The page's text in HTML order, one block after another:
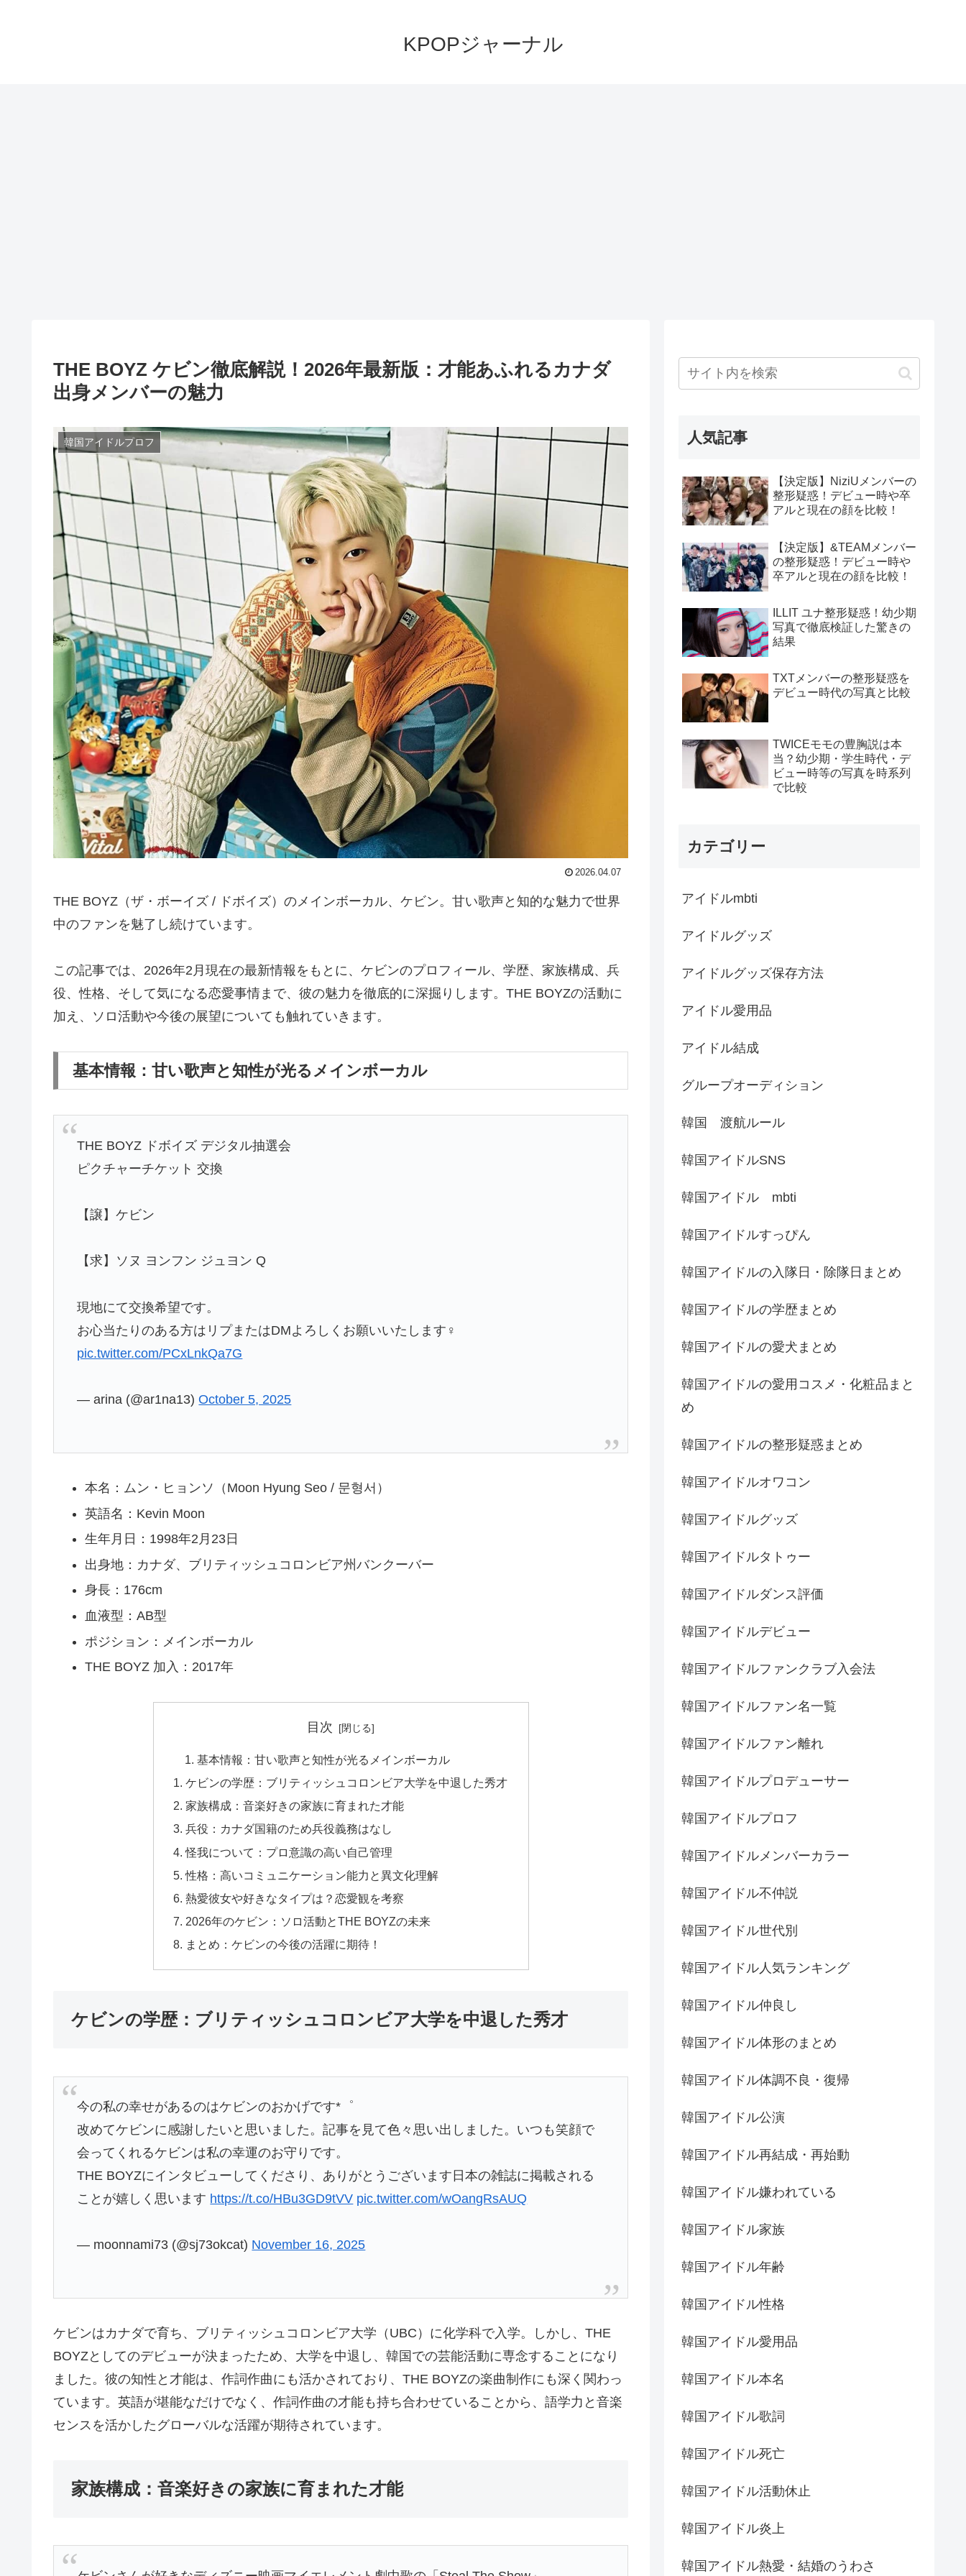
KPOPジャーナル
THE BOYZ ケビン徹底解説！2026年最新版：才能あふれるカナダ
出身メンバーの魅力
韓国アイドルプロフ
2026.04.07
THE BOYZ（ザ・ボーイズ / ドボイズ）のメインボーカル、ケビン。甘い歌声と知的な魅力で世界
中のファンを魅了し続けています。
この記事では、2026年2月現在の最新情報をもとに、ケビンのプロフィール、学歴、家族構成、兵
役、性格、そして気になる恋愛事情まで、彼の魅力を徹底的に深掘りします。THE BOYZの活動に
加え、ソロ活動や今後の展望についても触れていきます。
基本情報：甘い歌声と知性が光るメインボーカル
THE BOYZ ドボイズ デジタル抽選会
ピクチャーチケット 交換
【譲】ケビン
【求】ソヌ ヨンフン ジュヨン Q
現地にて交換希望です。
お心当たりのある方はリプまたはDMよろしくお願いいたします‍♀️
pic.twitter.com/PCxLnkQa7G
— arina (@ar1na13)October 5, 2025
本名：ムン・ヒョンソ（Moon Hyung Seo / 문형서）
英語名：Kevin Moon
生年月日：1998年2月23日
出身地：カナダ、ブリティッシュコロンビア州バンクーバー
身長：176cm
血液型：AB型
ポジション：メインボーカル
THE BOYZ 加入：2017年
目次
基本情報：甘い歌声と知性が光るメインボーカル
ケビンの学歴：ブリティッシュコロンビア大学を中退した秀才
家族構成：音楽好きの家族に育まれた才能
兵役：カナダ国籍のため兵役義務はなし
怪我について：プロ意識の高い自己管理
性格：高いコミュニケーション能力と異文化理解
熱愛彼女や好きなタイプは？恋愛観を考察
2026年のケビン：ソロ活動とTHE BOYZの未来
まとめ：ケビンの今後の活躍に期待！
ケビンの学歴：ブリティッシュコロンビア大学を中退した秀才
今の私の幸せがあるのはケビンのおかげです*゜
改めてケビンに感謝したいと思いました。記事を見て色々思い出しました。いつも笑顔で
会ってくれるケビンは私の幸運のお守りです。
THE BOYZにインタビューしてくださり、ありがとうございます日本の雑誌に掲載される
ことが嬉しく思います https://t.co/HBu3GD9tVV pic.twitter.com/wOangRsAUQ
— moonnami73 (@sj73okcat) November 16, 2025
ケビンはカナダで育ち、ブリティッシュコロンビア大学（UBC）に化学科で入学。しかし、THE
BOYZとしてのデビューが決まったため、大学を中退し、韓国での芸能活動に専念することになり
ました。彼の知性と才能は、作詞作曲にも活かされており、THE BOYZの楽曲制作にも深く関わっ
ています。英語が堪能なだけでなく、作詞作曲の才能も持ち合わせていることから、語学力と音楽
センスを活かしたグローバルな活躍が期待されています。
家族構成：音楽好きの家族に育まれた才能
人気記事
【決定版】NiziUメンバーの
整形疑惑！デビュー時や卒
アルと現在の顔を比較！
【決定版】&TEAMメンバー
の整形疑惑！デビュー時や
卒アルと現在の顔を比較！
ILLIT ユナ整形疑惑！幼少期
写真で徹底検証した驚きの
結果
TXTメンバーの整形疑惑を
デビュー時代の写真と比較
TWICEモモの豊胸説は本
当？幼少期・学生時代・デ
ビュー時等の写真を時系列
で比較
カテゴリー
アイドルmbti
アイドルグッズ
アイドルグッズ保存方法
アイドル愛用品
アイドル結成
グループオーディション
韓国 渡航ルール
韓国アイドルSNS
韓国アイドル mbti
韓国アイドルすっぴん
韓国アイドルの入隊日・除隊日まとめ
韓国アイドルの学歴まとめ
韓国アイドルの愛犬まとめ
韓国アイドルの愛用コスメ・化粧品まと
め
韓国アイドルの整形疑惑まとめ
韓国アイドルオワコン
韓国アイドルグッズ
韓国アイドルタトゥー
韓国アイドルダンス評価
韓国アイドルデビュー
韓国アイドルファンクラブ入会法
韓国アイドルファン名一覧
韓国アイドルファン離れ
韓国アイドルプロデューサー
韓国アイドルプロフ
韓国アイドルメンバーカラー
韓国アイドル不仲説
韓国アイドル世代別
韓国アイドル人気ランキング
韓国アイドル仲良し
韓国アイドル体形のまとめ
韓国アイドル体調不良・復帰
韓国アイドル公演
韓国アイドル再結成・再始動
韓国アイドル嫌われている
韓国アイドル家族
韓国アイドル年齢
韓国アイドル性格
韓国アイドル愛用品
韓国アイドル本名
韓国アイドル歌詞
韓国アイドル死亡
韓国アイドル活動休止
韓国アイドル炎上
韓国アイドル熱愛・結婚のうわさ